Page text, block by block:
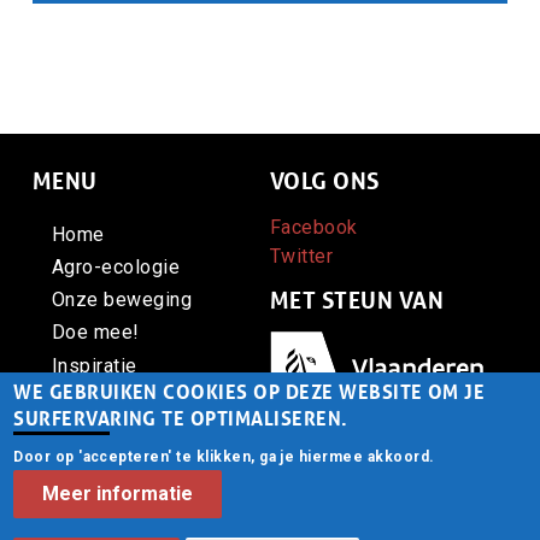
MENU
Home
Agro-ecologie
Onze beweging
Doe mee!
Inspiratie
Contact
CONTACT
VOLG ONS
Facebook
Twitter
MET STEUN VAN
Afbeelding
© Voedsel Anders vzw -
WE GEBRUIKEN COOKIES OP DEZE WEBSITE OM JE
SURFERVARING TE OPTIMALISEREN.
Door op 'accepteren' te klikken, ga je hiermee akkoord.
Meer informatie